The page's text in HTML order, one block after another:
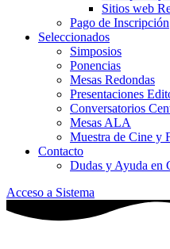
Sitios web
Pago de Inscripción
Seleccionados
Simposios
Ponencias
Mesas Redondas
Presentaciones
Conversatorios
Mesas ALA
Muestra de Cine y
Contacto
Dudas y Ayuda en
Acceso a Sistema